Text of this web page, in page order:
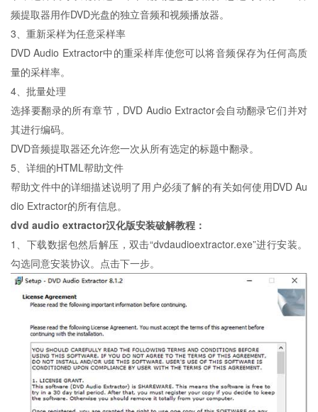
频提取器用作DVD光盘的独立音频和视频播放器。
3、重新采样为任意采样率
DVD Audio Extractor中的重采样库使您可以将音频保存为任何高质
量的采样率。
4、批量处理
选择要翻录的所有章节，DVD Audio Extractor会自动翻录它们并对
其进行编码。
DVD音频提取器还允许您一次从所有选定的标题中翻录。
5、详细的HTML帮助文件
帮助文件中的详细描述说明了用户必须了解的有关如何使用DVD Au
dio Extractor的所有信息。
dvd audio extractor汉化版安装破解教程：
1、下载数据包然后解压，双击“dvdaudioextractor.exe”进行安装。
勾选同意安装协议。点击下一步。